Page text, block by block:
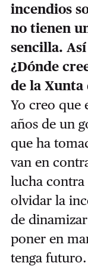
incendios
no tienen
sencilla.
¿Dónde
de la Xunta
Yo creo que
años de un
que ha
van en
lucha contra
olvidar la
de
poner en
tenga futuro.